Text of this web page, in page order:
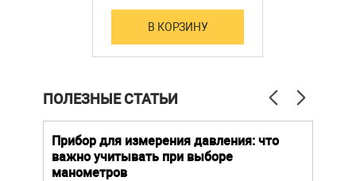
В КОРЗИНУ
ПОЛЕЗНЫЕ СТАТЬИ
Прибор для измерения давления: что
важно учитывать при выборе
манометров